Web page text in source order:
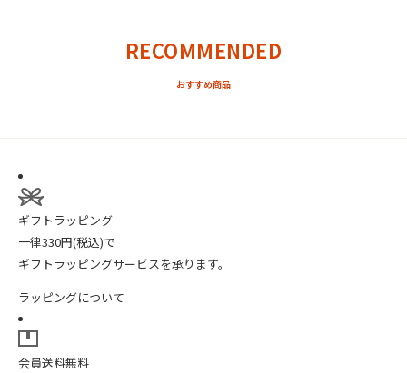
RECOMMENDED
ギフトラッピング
一律330円(税込)で
ギフトラッピングサービスを承ります。
ラッピングについて
会員送料無料